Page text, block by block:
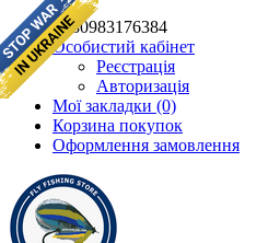
+380983176384
Особистий кабінет
Реєстрація
Авторизація
Мої закладки (0)
Корзина покупок
Оформлення замовлення